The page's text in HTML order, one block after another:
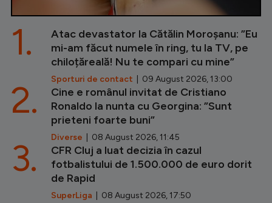
Atac devastator la Cătălin Moroșanu: ”Eu
mi-am făcut numele în ring, tu la TV, pe
chiloțăreală! Nu te compari cu mine”
Sporturi de contact | 09 August 2026, 13:00
1.
Cine e românul invitat de Cristiano
Ronaldo la nunta cu Georgina: ”Sunt
prieteni foarte buni”
Diverse | 08 August 2026, 11:45
2.
CFR Cluj a luat decizia în cazul
fotbalistului de 1.500.000 de euro dorit
de Rapid
SuperLiga | 08 August 2026, 17:50
3.